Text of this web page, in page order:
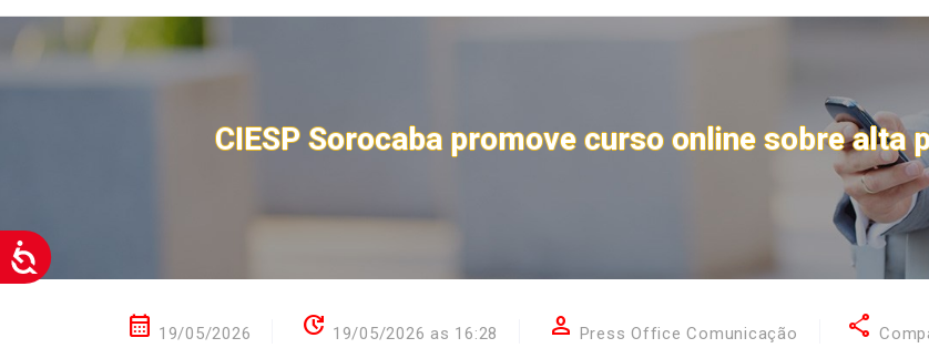
CIESP Sorocaba promove curso online sobre alta
calendar_month 19/05/2026 update 19/05/2026 as 16:28 person Press Office Comunicação share